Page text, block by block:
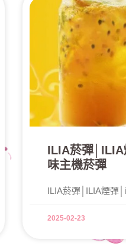
ILIA菸彈│ILIA
味主機菸彈
ILIA菸彈│ILIA煙彈
2025-02-23